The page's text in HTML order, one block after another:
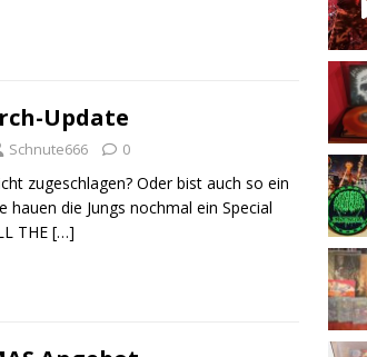
Update
Schnute666 0
zugeschlagen? Oder bist auch so ein
hauen die Jungs nochmal ein Special
THE […]